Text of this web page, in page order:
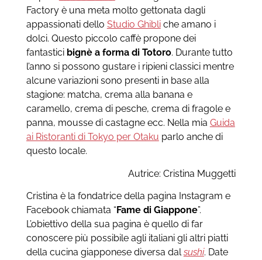
Factory è una meta molto gettonata dagli
appassionati dello Studio Ghibliche amano i
dolci. Questo piccolo caffè propone dei
fantastici bignè a forma di Totoro. Durante tutto
l’anno si possono gustare i ripieni classici mentre
alcune variazioni sono presenti in base alla
stagione: matcha, crema alla banana e
caramello, crema di pesche, crema di fragole e
panna, mousse di castagne ecc. Nella mia Guida
ai Ristoranti di Tokyo per Otaku parlo anche di
questo locale.
Autrice: Cristina Muggetti
Cristina è la fondatrice della pagina Instagram e
Facebook chiamata “ Fame di Giappone”.
L’obiettivo della sua pagina è quello di far
conoscere più possibile agli italiani gli altri piatti
della cucina giapponese diversa dalsushi. Date